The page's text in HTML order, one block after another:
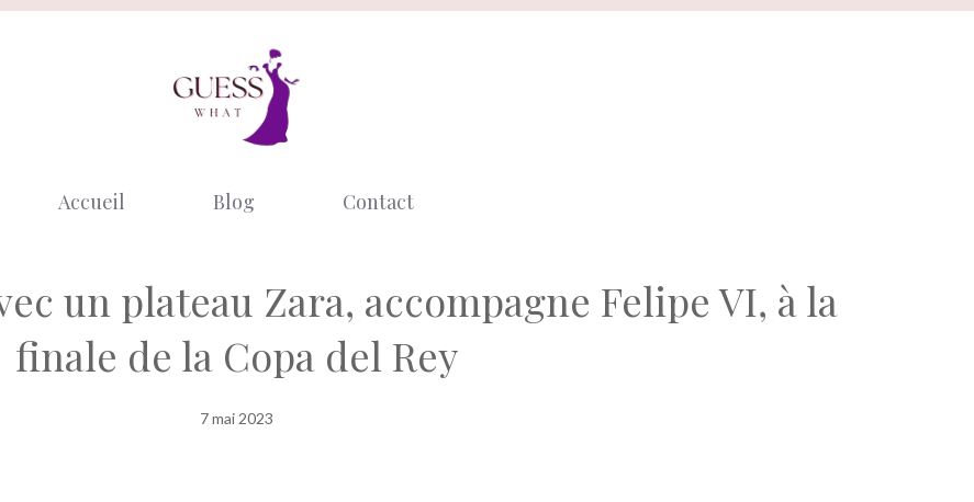
Accueil Blog Contact
un plateau Zara, accompagne Felipe VI, à la
finale de la Copa del Rey
7 mai 2023